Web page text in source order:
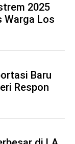
2025
Warga Los
Baru
Respon